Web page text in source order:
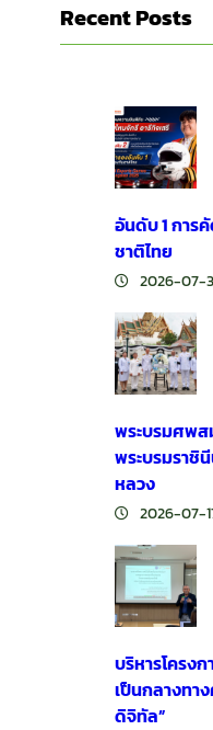
Recent Posts
อันดับ 1 การ
ชาติไทย
2026-07-
พระบรมศพส
พระบรมราชิ
หลวง
2026-07-
บริหารโครง
เป็นกลางทา
ดิจิทัล”